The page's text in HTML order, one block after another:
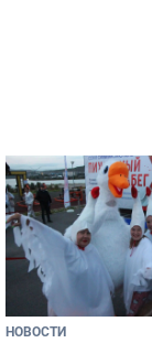
НОВОСТИ